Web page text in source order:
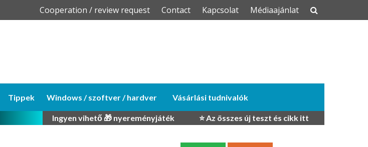
Skip
Cooperation / review request Contact Kapcsolat Médiaajánlat
Tippek Windows / szoftver / hardver Vásárlási tudnivalók
Ingyen vihető 🎁 nyereményjáték ⭐ Az összes új teszt és cikk itt